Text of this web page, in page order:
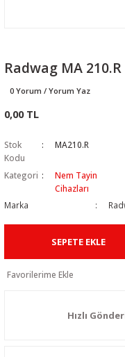
Radwag MA
0 Yorum / Yorum Yaz
0,00 TL
Stok
Kodu
MA210.R
Kategori
Nem Tayin
Cihazları
Marka
SEPETE EKLE
Hızlı